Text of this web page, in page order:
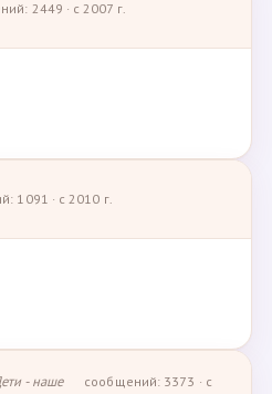
2449 · с 2007 г.
1091 · с 2010 г.
- наше
сообщений: 3373 · с